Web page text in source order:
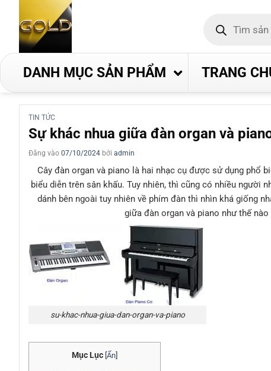
dung
kiếm
DANH MỤC SẢN PHẨM TRANG
TIN TỨC
Sự khác nhua giữa đàn organ và
Đăng vào 07/10/2024 bởi admin
Cây đàn organ và piano là hai nhạc cụ được sử dụng phổ
biểu diễn trên sân khấu. Tuy nhiên, thì cũng có nhiều người
dánh bên ngoài tuy nhiên về phím đàn thì nhìn khá giống
giữa đàn organ và piano như thế
su-khac-nhua-giua-dan-organ-va-piano
Mục Lục Ẩn